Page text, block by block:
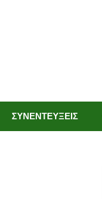
ΣΥΝΕΝΤΕΥΞΕΙΣ